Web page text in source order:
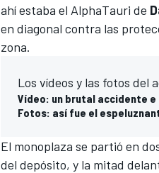
ahí estaba el AlphaTauri de
en diagonal contra las
zona.
Los vídeos y las fotos del
Vídeo: un brutal accidente e
Fotos: así fue el
El monoplaza se partió en
del depósito, y la mitad